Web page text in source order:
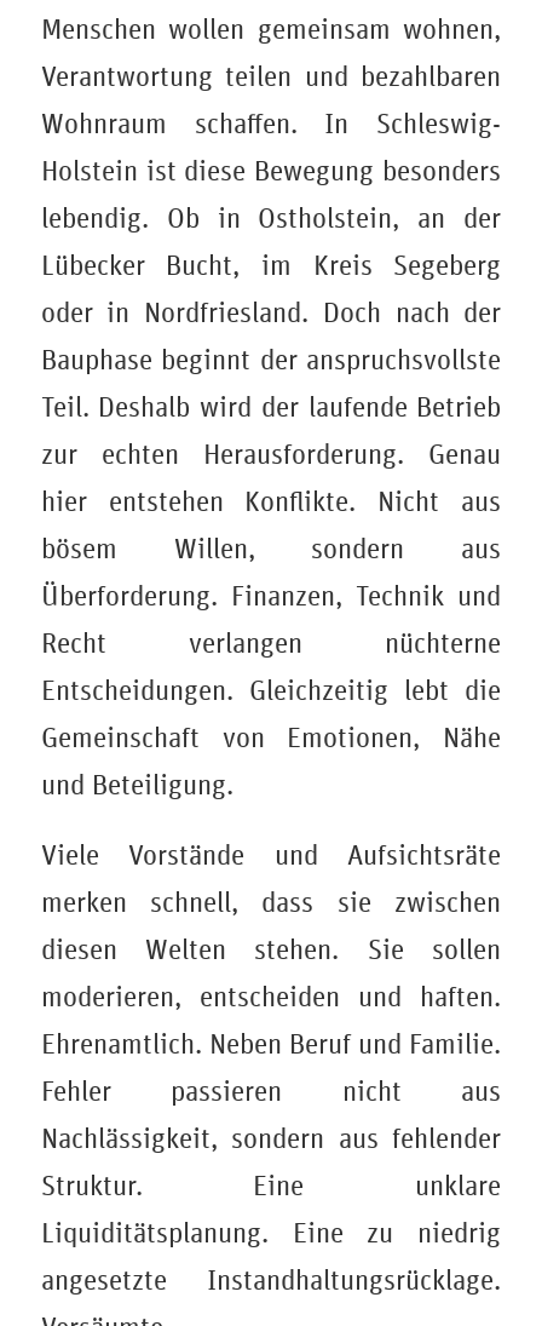
Menschen wollen gemeinsam wohnen,
Verantwortung teilen und bezahlbaren
Wohnraum schaffen. In Schleswig-
Holstein ist diese Bewegung besonders
lebendig. Ob in Ostholstein, an der
Lübecker Bucht, im Kreis Segeberg
oder in Nordfriesland. Doch nach der
Bauphase beginnt der anspruchsvollste
Teil. Deshalb wird der laufende Betrieb
zur echten Herausforderung. Genau
hier entstehen Konflikte. Nicht aus
bösem Willen, sondern aus
Überforderung. Finanzen, Technik und
Recht verlangen nüchterne
Entscheidungen. Gleichzeitig lebt die
Gemeinschaft von Emotionen, Nähe
und Beteiligung.
Viele Vorstände und Aufsichtsräte
merken schnell, dass sie zwischen
diesen Welten stehen. Sie sollen
moderieren, entscheiden und haften.
Ehrenamtlich. Neben Beruf und Familie.
Fehler passieren nicht aus
Nachlässigkeit, sondern aus fehlender
Struktur. Eine unklare
Liquiditätsplanung. Eine zu niedrig
angesetzte Instandhaltungsrücklage.